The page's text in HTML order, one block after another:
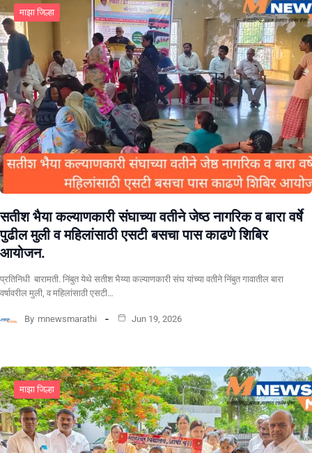
माझा जिल्हा
सतीश भैया कल्याणकारी संघाच्या वतीने जेष्ठ नागरिक व बारा वर्षे
पुढील मुली व महिलांसाठी एसटी बसचा पास काढणे शिबिर
आयोजन.
प्रतिनिधी बारामती. निंबुत येथे सतीश भैय्या कल्याणकारी संघ यांच्या वतीने निंबुत गावातील बारा
वर्षावरील मुली, व महिलांसाठी एसटी…
By mnewsmarathi Jun 19, 2026
माझा जिल्हा